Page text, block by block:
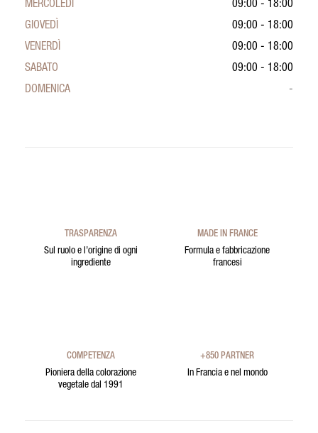
MERCOLEDÌ
09:00 - 18:00
GIOVEDÌ
09:00 - 18:00
VENERDÌ
09:00 - 18:00
SABATO
09:00 - 18:00
DOMENICA
-
TRASPARENZA
Sul ruolo e l’origine di ogni
ingrediente
MADE IN FRANCE
Formula e fabbricazione
francesi
COMPETENZA
Pioniera della colorazione
vegetale dal 1991
+850 PARTNER
In Francia e nel mondo